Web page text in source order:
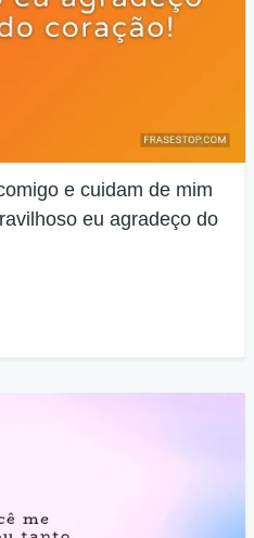
e cuidam de mim
eu agradeço do